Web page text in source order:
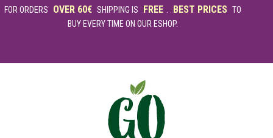
FOR ORDERS OVER 60€ SHIPPING IS FREE BEST PRICES TO
BUY EVERY TIME ON OUR ESHOP.